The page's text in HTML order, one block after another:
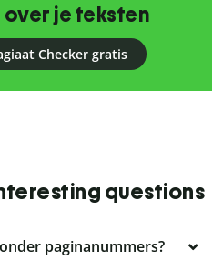
je teksten
Checker gratis
questions
paginanummers?